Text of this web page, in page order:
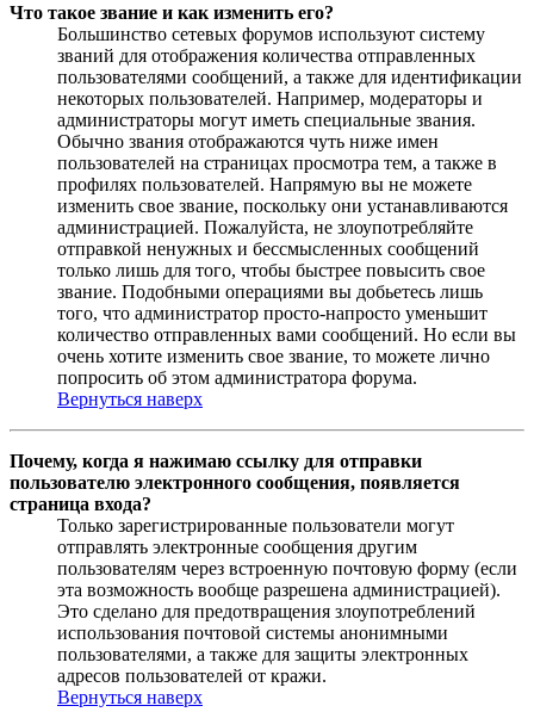
Что такое звание и как изменить его?
Большинство сетевых форумов используют систему
званий для отображения количества отправленных
пользователями сообщений, а также для идентификации
некоторых пользователей. Например, модераторы и
администраторы могут иметь специальные звания.
Обычно звания отображаются чуть ниже имен
пользователей на страницах просмотра тем, а также в
профилях пользователей. Напрямую вы не можете
изменить свое звание, поскольку они устанавливаются
администрацией. Пожалуйста, не злоупотребляйте
отправкой ненужных и бессмысленных сообщений
только лишь для того, чтобы быстрее повысить свое
звание. Подобными операциями вы добьетесь лишь
того, что администратор просто-напросто уменьшит
количество отправленных вами сообщений. Но если вы
очень хотите изменить свое звание, то можете лично
попросить об этом администратора форума.
Вернуться наверх
Почему, когда я нажимаю ссылку для отправки
пользователю электронного сообщения, появляется
страница входа?
Только зарегистрированные пользователи могут
отправлять электронные сообщения другим
пользователям через встроенную почтовую форму (если
эта возможность вообще разрешена администрацией).
Это сделано для предотвращения злоупотреблений
использования почтовой системы анонимными
пользователями, а также для защиты электронных
адресов пользователей от кражи.
Вернуться наверх